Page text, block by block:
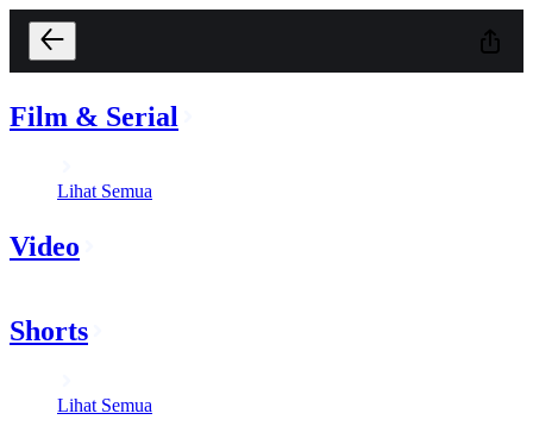
Film & Serial
Lihat Semua
Video
Shorts
Lihat Semua